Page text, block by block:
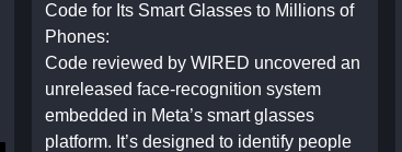
Code for Its Smart Glasses to Millions of
Phones:
Code reviewed by WIRED uncovered an
unreleased face-recognition system
embedded in Meta’s smart glasses
platform. It’s designed to identify people